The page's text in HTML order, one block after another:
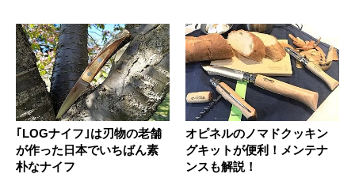
｢LOGナイフ｣は刃物の老舗
が作った日本でいちばん素
朴なナイフ
オピネルのノマドクッキン
グキットが便利！メンテナ
ンスも解説！